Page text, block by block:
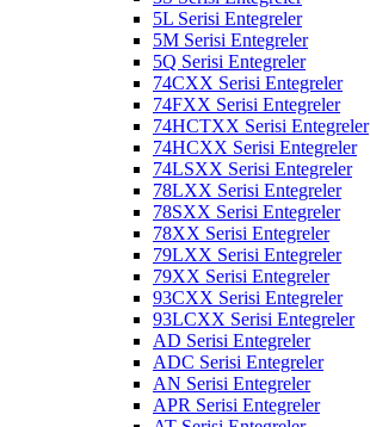
5L Serisi Entegreler
5M Serisi Entegreler
5Q Serisi Entegreler
74CXX Serisi Entegreler
74FXX Serisi Entegreler
74HCTXX Serisi Entegreler
74HCXX Serisi Entegreler
74LSXX Serisi Entegreler
78LXX Serisi Entegreler
78SXX Serisi Entegreler
78XX Serisi Entegreler
79LXX Serisi Entegreler
79XX Serisi Entegreler
93CXX Serisi Entegreler
93LCXX Serisi Entegreler
AD Serisi Entegreler
ADC Serisi Entegreler
AN Serisi Entegreler
APR Serisi Entegreler